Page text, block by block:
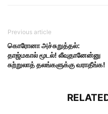
Previous article
கொரோனா அச்சுறுத்தல்:
தாஜ்மகால் மூடல்! லீவுதானேன்னு
சுற்றுலாத் தலங்களுக்கு வராதீங்க!